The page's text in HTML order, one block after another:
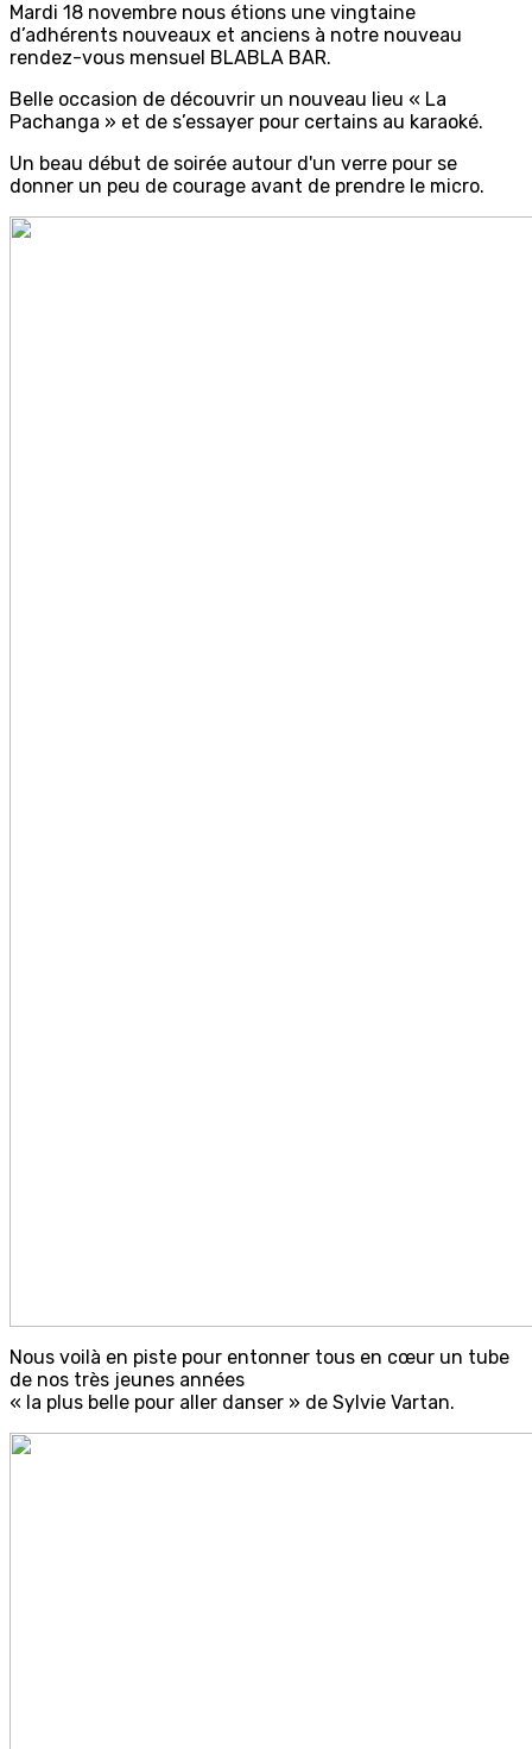
Mardi 18 novembre nous étions une vingtaine
d’adhérents nouveaux et anciens à notre nouveau
rendez-vous mensuel BLABLA BAR.
Belle occasion de découvrir un nouveau lieu « La
Pachanga » et de s’essayer pour certains au karaoké.
Un beau début de soirée autour d'un verre pour se
donner un peu de courage avant de prendre le micro.
Nous voilà en piste pour entonner tous en cœur un tube
de nos très jeunes années
« la plus belle pour aller danser » de Sylvie Vartan.